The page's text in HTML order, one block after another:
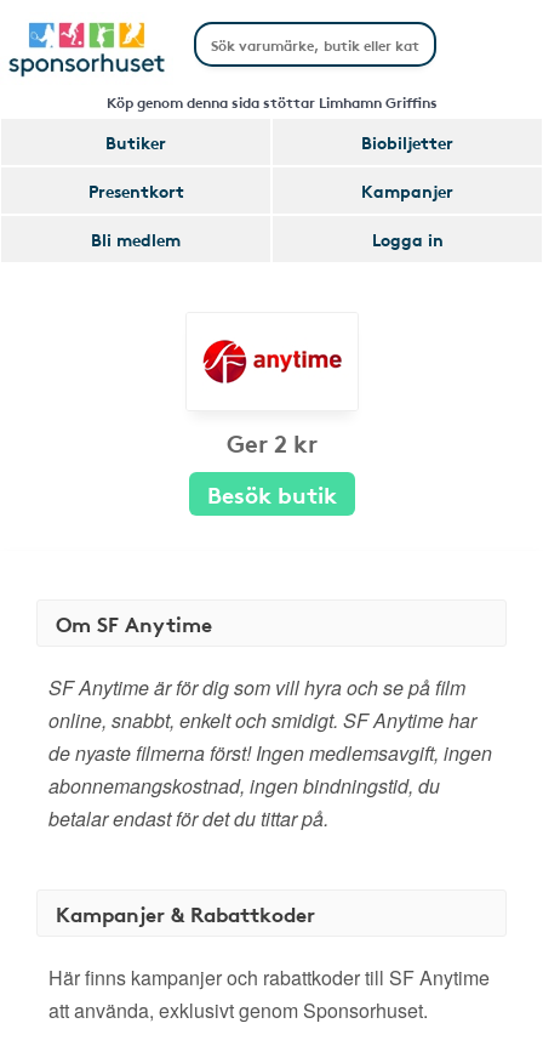
Köp genom denna sida stöttar Limhamn Griffins
Butiker
Biobiljetter
Presentkort
Kampanjer
Bli medlem
Logga in
Ger 2 kr
Besök butik
Om SF Anytime
SF Anytime är för dig som vill hyra och se på film
online, snabbt, enkelt och smidigt. SF Anytime har
de nyaste filmerna först! Ingen medlemsavgift, ingen
abonnemangskostnad, ingen bindningstid, du
betalar endast för det du tittar på.
Kampanjer & Rabattkoder
Här finns kampanjer och rabattkoder till SF Anytime
att använda, exklusivt genom Sponsorhuset.